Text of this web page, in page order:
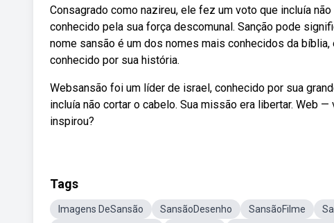
Consagrado como nazireu, ele fez um voto que incluía
conhecido pela sua força descomunal. Sanção pode
nome sansão é um dos nomes mais conhecidos da
conhecido por sua história.
Websansão foi um líder de israel, conhecido por sua
incluía não cortar o cabelo. Sua missão era libertar. Web
inspirou?
Tags
Imagens DeSansão SansãoDesenho SansãoFilme